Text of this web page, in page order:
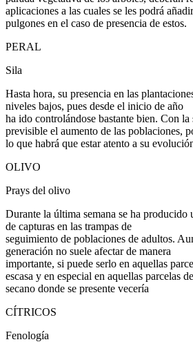
aplicaciones a las cuales se les podrá
pulgones en el caso de presencia de estos.
PERAL
Sila
Hasta hora, su presencia en las
niveles bajos, pues desde el inicio de año
ha ido controlándose bastante bien. Con la
previsible el aumento de las poblaciones,
lo que habrá que estar atento a su
OLIVO
Prays del olivo
Durante la última semana se ha producido
de capturas en las trampas de
seguimiento de poblaciones de adultos.
generación no suele afectar de manera
importante, si puede serlo en aquellas
escasa y en especial en aquellas parcelas de
secano donde se presente vecería
CÍTRICOS
Fenología